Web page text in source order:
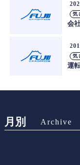
気
会
気
月別 Archive